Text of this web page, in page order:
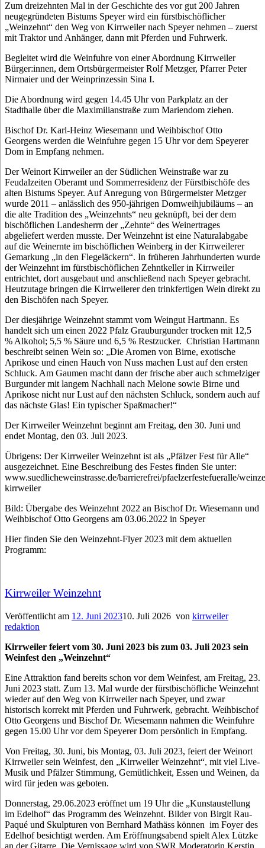
Zum dreizehnten Mal in der Geschichte des vor gut 200 Jahren
neugegründeten Bistums Speyer wird ein fürstbischöflicher
„Weinzehnt“ den Weg von Kirrweiler nach Speyer nehmen – zuerst
mit Traktor und Anhänger, dann mit Pferden und Fuhrwerk.
Begleitet wird die Weinfuhre von einer Abordnung Kirrweiler
Bürger:innen, dem Ortsbürgermeister Rolf Metzger, Pfarrer Peter
Nirmaier und der Weinprinzessin Sina I.
Die Abordnung wird gegen 14.45 Uhr von Parkplatz an der
Stadthalle über die Maximilianstraße zum Mariendom ziehen.
Bischof Dr. Karl-Heinz Wiesemann und Weihbischof Otto
Georgens werden die Weinfuhre gegen 15 Uhr vor dem Speyerer
Dom in Empfang nehmen.
Der Weinort Kirrweiler an der Südlichen Weinstraße war zu
Feudalzeiten Oberamt und Sommerresidenz der Fürstbischöfe des
alten Bistums Speyer. Auf Anregung von Bürgermeister Metzger
wurde 2011 – anlässlich des 950-jährigen Domweihjubiläums – an
die alte Tradition des „Weinzehnts“ neu geknüpft, bei der dem
bischöflichen Landesherrn der „Zehnte“ des Weinertrages
abgeliefert werden musste. Der Weinzehnt ist eine Naturalabgabe
auf die Weinernte im bischöflichen Weinberg in der Kirrweilerer
Gemarkung „in den Flegeläckern“. In früheren Jahrhunderten wurde
der Weinzehnt im fürstbischöflichen Zehntkeller in Kirrweiler
entrichtet, dort ausgebaut und anschließend nach Speyer gebracht.
Heutzutage bringen die Kirrweilerer den trinkfertigen Wein direkt zu
den Bischöfen nach Speyer.
Der diesjährige Weinzehnt stammt vom Weingut Hartmann. Es
handelt sich um einen 2022 Pfalz Grauburgunder trocken mit 12,5
% Alkohol; 5,5 % Säure und 6,5 % Restzucker. Christian Hartmann
beschreibt seinen Wein so: „Die Aromen von Birne, exotische
Aprikose und einen Hauch von Nuss machen Lust auf den ersten
Schluck. Am Gaumen macht dann der frische aber auch schmelziger
Burgunder mit langem Nachhall nach Melone sowie Birne und
Aprikose nicht nur Lust auf den nächsten Schluck, sondern auch auf
das nächste Glas! Ein typischer Spaßmacher!“
Der Kirrweiler Weinzehnt beginnt am Freitag, den 30. Juni und
endet Montag, den 03. Juli 2023.
Übrigens: Der Kirrweiler Weinzehnt ist als „Pfälzer Fest für Alle“
ausgezeichnet. Eine Beschreibung des Festes finden Sie unter:
www.suedlicheweinstrasse.de/barrierefrei/pfaelzerfestefueralle/
kirrweiler
Bild: Übergabe des Weinzehnt 2022 an Bischof Dr. Wiesemann und
Weihbischof Otto Georgens am 03.06.2022 in Speyer
Hier finden Sie den Weinzehnt-Flyer 2023 mit dem aktuellen
Programm:
Kirrweiler Weinzehnt
Veröffentlicht am 12. Juni 202310. Juli 2026 von kirrweiler
redaktion
Kirrweiler feiert vom 30. Juni 2023 bis zum 03. Juli 2023 sein
Weinfest den „Weinzehnt“
Eine Attraktion fand bereits schon vor dem Weinfest, am Freitag, 23.
Juni 2023 statt. Zum 13. Mal wurde der fürstbischöfliche Weinzehnt
wieder auf den Weg von Kirrweiler nach Speyer, und zwar
historisch korrekt mit Pferden und Fuhrwerk, gebracht. Weihbischof
Otto Georgens und Bischof Dr. Wiesemann nahmen die Weinfuhre
gegen 15.00 Uhr vor dem Speyerer Dom persönlich in Empfang.
Von Freitag, 30. Juni, bis Montag, 03. Juli 2023, feiert der Weinort
Kirrweiler sein Weinfest, den „Kirrweiler Weinzehnt“, mit viel Live-
Musik und Pfälzer Stimmung, Gemütlichkeit, Essen und Weinen, da
wird für jeden was geboten.
Donnerstag, 29.06.2023 eröffnet um 19 Uhr die „Kunstaustellung
im Edelhof“ das Programm des Weinzehnt. Bilder von Birgit Rau-
Paqué und Skulpturen von Bernhard Mathäss können im Foyer des
Edelhof besichtigt werden. Am Eröffnungsabend spielt Alex Lützke
an der Gitarre. Die Vernissage wird von SWR Moderatorin Kerstin